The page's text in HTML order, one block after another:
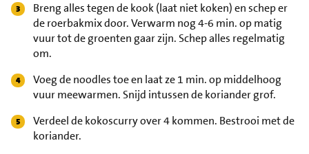
Breng alles tegen de kook (laat niet koken) en schep er
de roerbakmix door. Verwarm nog 4-6 min. op matig
vuur tot de groenten gaar zijn. Schep alles regelmatig
om.
Voeg de noodles toe en laat ze 1 min. op middelhoog
vuur meewarmen. Snijd intussen de koriander grof.
Verdeel de kokoscurry over 4 kommen. Bestrooi met de
koriander.